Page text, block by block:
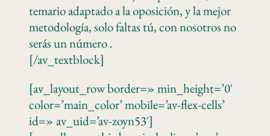
temario adaptado a la oposición, y la mejor
metodología, solo faltas tú, con nosotros no
serás un número .
[/av_textblock]
[av_layout_row border=» min_height=’0′
color=’main_color’ mobile=’av-flex-cells’
id=» av_uid=’av-zoyn53′]